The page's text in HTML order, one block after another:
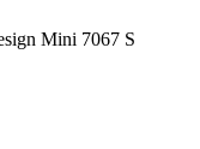
Mini 7067 S